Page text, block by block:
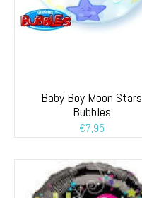
Baby Boy Moon Stars
Bubbles
€7,95